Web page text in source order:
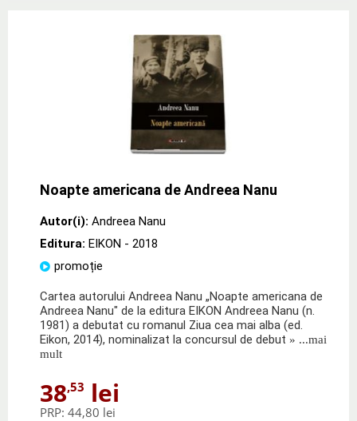
Noapte americana de Andreea Nanu
Autor(i): Andreea Nanu
Editura: EIKON - 2018
promoție
Cartea autorului Andreea Nanu „Noapte americana de
Andreea Nanu" de la editura EIKON Andreea Nanu (n.
1981) a debutat cu romanul Ziua cea mai alba (ed.
Eikon, 2014), nominalizat la concursul de debut » ...mai
mult
38,53 lei
PRP: 44,80 lei